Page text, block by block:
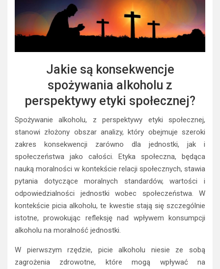
Jakie są konsekwencje
spożywania alkoholu z
perspektywy etyki społecznej?
Spożywanie alkoholu, z perspektywy etyki społecznej,
stanowi złożony obszar analizy, który obejmuje szeroki
zakres konsekwencji zarówno dla jednostki, jak i
społeczeństwa jako całości. Etyka społeczna, będąca
nauką moralności w kontekście relacji społecznych, stawia
pytania dotyczące moralnych standardów, wartości i
odpowiedzialności jednostki wobec społeczeństwa. W
kontekście picia alkoholu, te kwestie stają się szczególnie
istotne, prowokując refleksję nad wpływem konsumpcji
alkoholu na moralność jednostki.
W pierwszym rzędzie, picie alkoholu niesie ze sobą
zagrożenia zdrowotne, które mogą wpływać na